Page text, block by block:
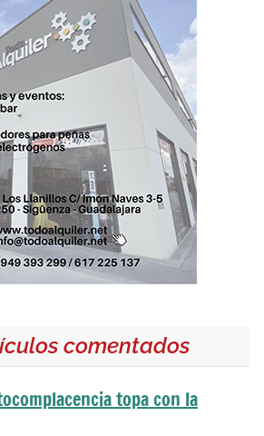
comentados
topa con la